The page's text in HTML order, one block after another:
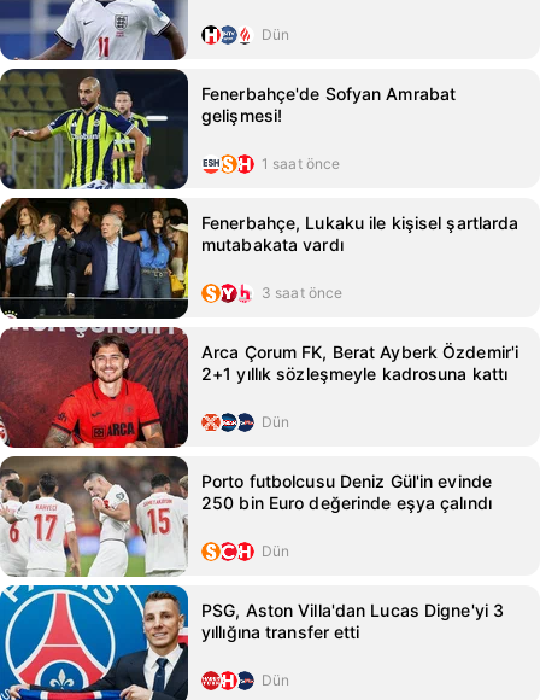
Dün
Fenerbahçe'de Sofyan Amrabat
gelişmesi!
1 saat önce
Fenerbahçe, Lukaku ile kişisel şartlarda
mutabakata vardı
3 saat önce
Arca Çorum FK, Berat Ayberk Özdemir'i
2+1 yıllık sözleşmeyle kadrosuna kattı
Dün
Porto futbolcusu Deniz Gül'in evinde
250 bin Euro değerinde eşya çalındı
Dün
PSG, Aston Villa'dan Lucas Digne'yi 3
yıllığına transfer etti
Dün